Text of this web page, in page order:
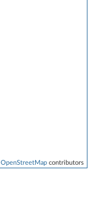
OpenStreetMapcontributors